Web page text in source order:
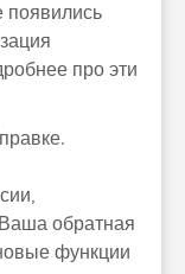
появились
про эти
обратная
функции